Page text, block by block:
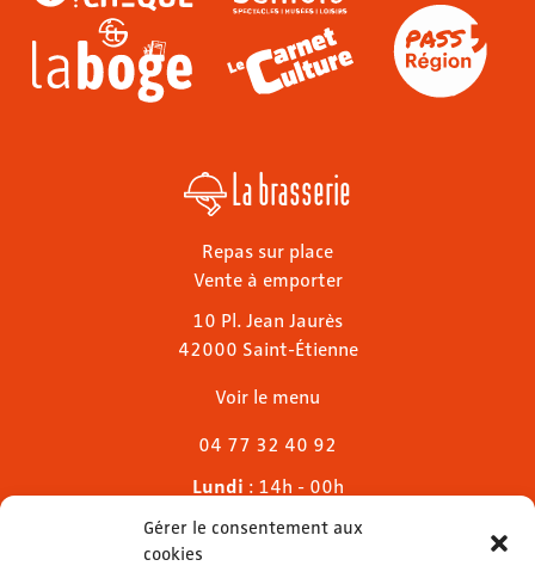
Gérer le consentement aux
cookies
La brasserie
Repas sur place
Vente à emporter
10 Pl. Jean Jaurès
42000 Saint-Étienne
Voir le menu
04 77 32 40 92
Lundi : 14h - 00h
Mardi & mercredi
Jeudi